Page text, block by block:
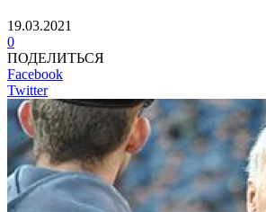
19.03.2021
0
ПОДЕЛИТЬСЯ
Facebook
Twitter